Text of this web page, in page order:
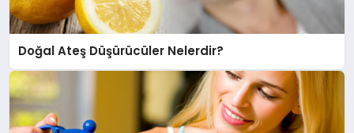
Doğal Ateş Düşürücüler Nelerdir?